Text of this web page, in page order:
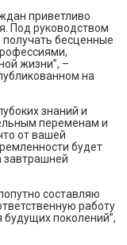
приветливо
Под руководством
бесценные
жизни”, –
на
знаний и
переменам и
от вашей
будет
завтрашней
составляю
работу
поколений”,